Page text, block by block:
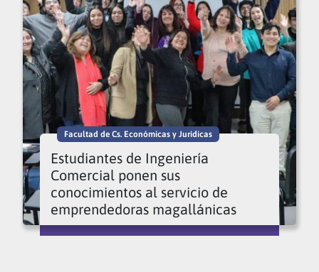
Facultad de Cs. Económicas y Jurídicas
Estudiantes de Ingeniería
Comercial ponen sus
conocimientos al servicio de
emprendedoras magallánicas